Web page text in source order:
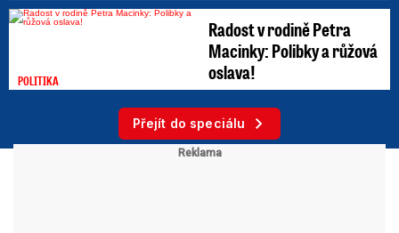
POLITIKA
Radost v rodině Petra
Macinky: Polibky a růžová
oslava!
Přejít do speciálu